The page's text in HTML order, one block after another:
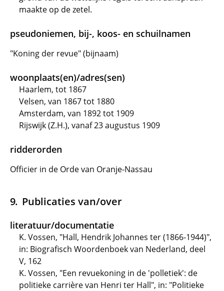
maakte op de zetel.
pseudoniemen, bij-, koos- en schuilnamen
"Koning der revue" (bijnaam)
woonplaats(en)/adres(sen)
Haarlem, tot 1867
Velsen, van 1867 tot 1880
Amsterdam, van 1892 tot 1909
Rijswijk (Z.H.), vanaf 23 augustus 1909
ridderorden
Officier in de Orde van Oranje-Nassau
Publicaties van/over
literatuur/documentatie
K. Vossen, "Hall, Hendrik Johannes ter (1866-1944)",
in: Biografisch Woordenboek van Nederland, deel
V, 162
K. Vossen, "Een revuekoning in de 'polletiek': de
politieke carrière van Henri ter Hall", in: "Politieke